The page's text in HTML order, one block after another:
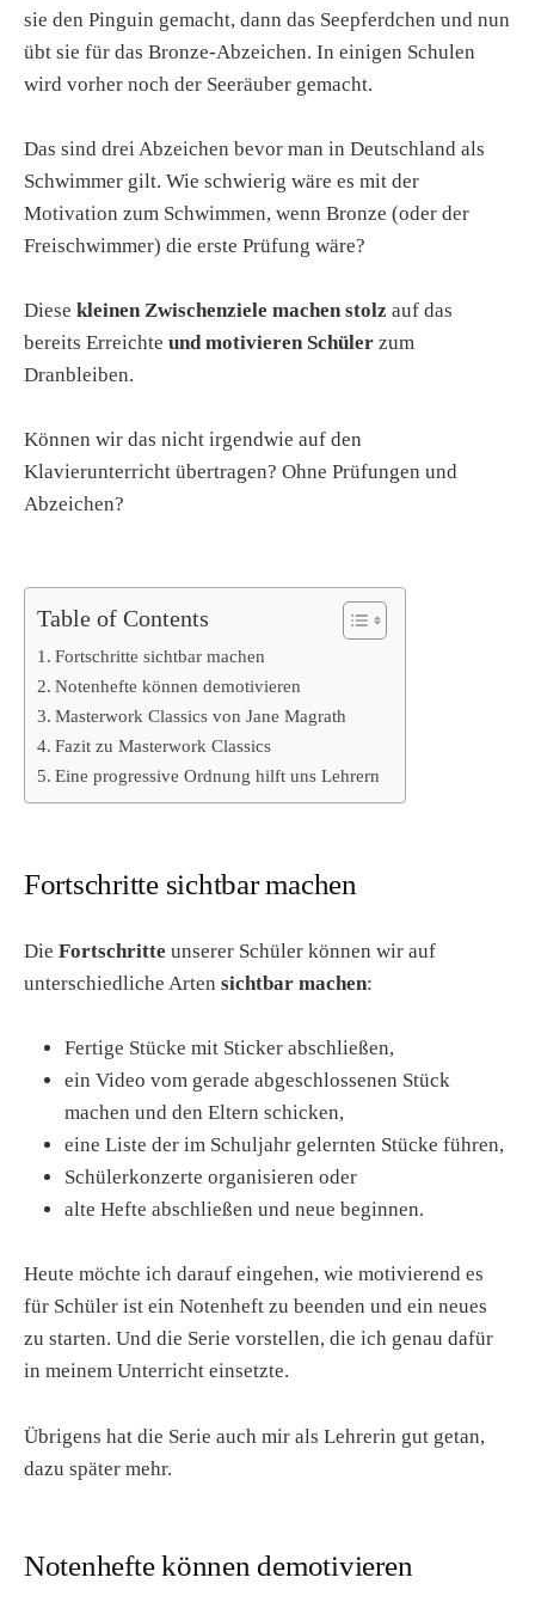
sie den Pinguin gemacht, dann das Seepferdchen und nun
übt sie für das Bronze-Abzeichen. In einigen Schulen
wird vorher noch der Seeräuber gemacht.
Das sind drei Abzeichen bevor man in Deutschland als
Schwimmer gilt. Wie schwierig wäre es mit der
Motivation zum Schwimmen, wenn Bronze (oder der
Freischwimmer) die erste Prüfung wäre?
Diese kleinen Zwischenziele machen stolz auf das
bereits Erreichte und motivieren Schüler zum
Dranbleiben.
Können wir das nicht irgendwie auf den
Klavierunterricht übertragen? Ohne Prüfungen und
Abzeichen?
Table of Contents
Fortschritte sichtbar machen
Notenhefte können demotivieren
Masterwork Classics von Jane Magrath
Fazit zu Masterwork Classics
Eine progressive Ordnung hilft uns Lehrern
Fortschritte sichtbar machen
Die Fortschritte unserer Schüler können wir auf
unterschiedliche Arten sichtbar machen:
Fertige Stücke mit Sticker abschließen,
ein Video vom gerade abgeschlossenen Stück
machen und den Eltern schicken,
eine Liste der im Schuljahr gelernten Stücke führen,
Schülerkonzerte organisieren oder
alte Hefte abschließen und neue beginnen.
Heute möchte ich darauf eingehen, wie motivierend es
für Schüler ist ein Notenheft zu beenden und ein neues
zu starten. Und die Serie vorstellen, die ich genau dafür
in meinem Unterricht einsetzte.
Übrigens hat die Serie auch mir als Lehrerin gut getan,
dazu später mehr.
Notenhefte können demotivieren